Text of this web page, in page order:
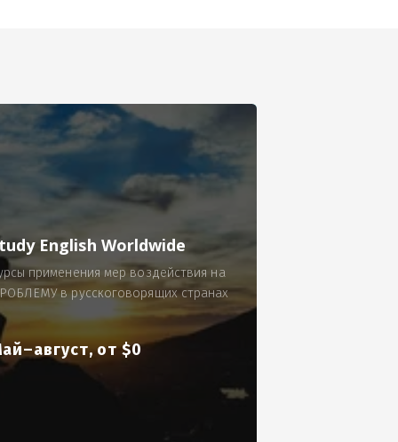
300 рублей за 9 часов в смену.